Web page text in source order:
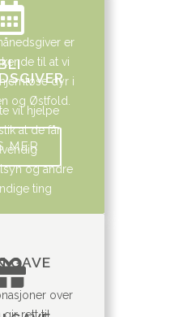
vil hjelpe
at de får
og andre
ting
er
til at vi
dyr i
og Østfold.
MER
GAVE
over